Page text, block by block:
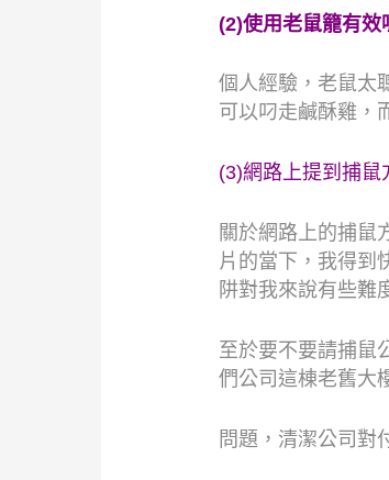
(2)使用老鼠籠有效
個人經驗，老鼠太
可以叼走鹹酥雞，
(3)網路上提到捕鼠
關於網路上的捕鼠
片的當下，我得到
阱對我來說有些難
至於要不要請捕鼠
們公司這棟老舊大
問題，清潔公司對